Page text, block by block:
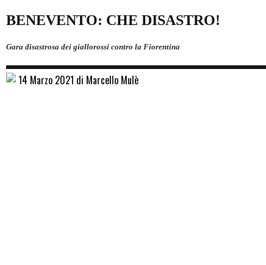
BENEVENTO: CHE DISASTRO!
Gara disastrosa dei giallorossi contro la Fiorentina
14 Marzo 2021 di Marcello Mulè